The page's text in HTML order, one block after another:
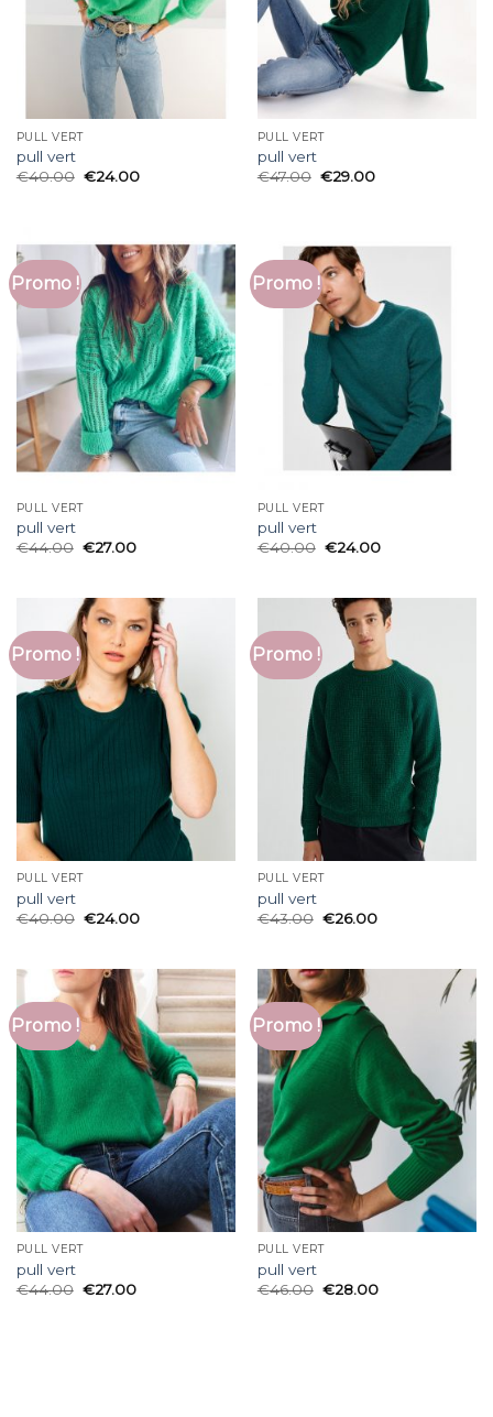
PULL VERT
pull vert
€40.00 €24.00
PULL VERT
pull vert
€47.00 €29.00
Promo !
PULL VERT
pull vert
€44.00 €27.00
Promo !
PULL VERT
pull vert
€40.00 €24.00
Promo !
PULL VERT
pull vert
€40.00 €24.00
Promo !
PULL VERT
pull vert
€43.00 €26.00
Promo !
PULL VERT
pull vert
€44.00 €27.00
Promo !
PULL VERT
pull vert
€46.00 €28.00